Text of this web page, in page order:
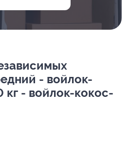
- войлок-
кг - войлок-кокос-